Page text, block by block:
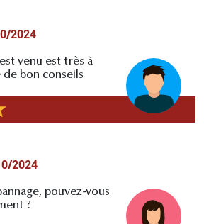
2024
venu est très à
bon conseils
2024
pouvez-vous
?